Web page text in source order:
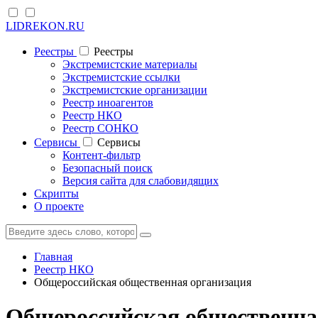
LIDREKON.RU
Реестры
Реестры
Экстремистские материалы
Экстремистские ссылки
Экстремистские организации
Реестр иноагентов
Реестр НКО
Реестр СОНКО
Cервисы
Cервисы
Контент-фильтр
Безопасный поиск
Версия сайта для слабовидящих
Скрипты
О проекте
Главная
Реестр НКО
Общероссийская общественная организация